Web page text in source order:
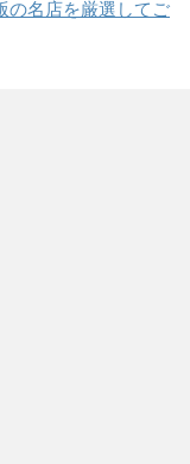
の名店を厳選してご